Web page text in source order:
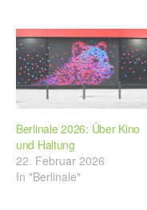
Berlinale 2026: Über Kino
und Haltung
22. Februar 2026
In "Berlinale"